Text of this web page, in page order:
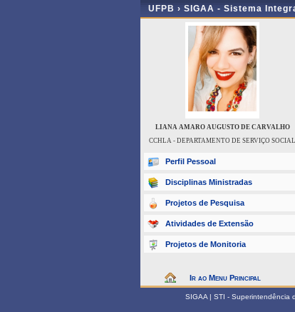
UFPB › SIGAA - Sistema
LIANA AMARO AUGUSTO DE CARVALHO
CCHLA - DEPARTAMENTO DE SERVIÇO SOCIAL
Perfil Pessoal
Disciplinas Ministradas
Projetos de Pesquisa
Atividades de Extensão
Projetos de Monitoria
Ir ao Menu Principal
SIGAA | STI - Superintendência